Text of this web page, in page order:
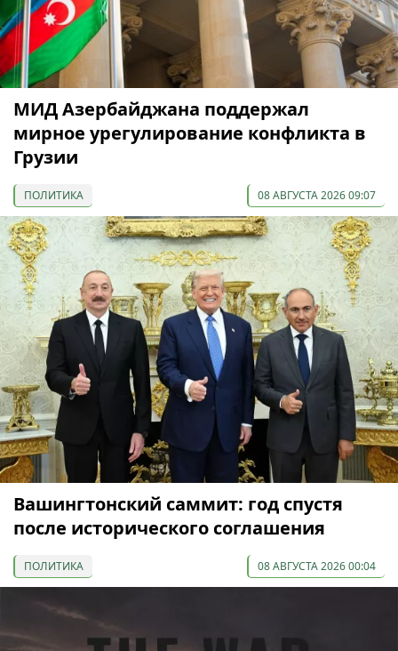
МИД Азербайджана поддержал
мирное урегулирование конфликта в
Грузии
ПОЛИТИКА 08 АВГУСТА 2026 09:07
Вашингтонский саммит: год спустя
после исторического соглашения
ПОЛИТИКА 08 АВГУСТА 2026 00:04